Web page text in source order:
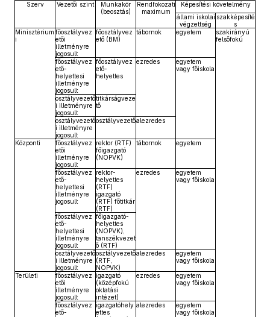
Szerv
Vezetői szint
Munkakör
(beosztás)
Rendfokozati
maximum
Képesítési követelmény
állami iskolai
végzettség
szakképesíté
s
Minisztérium
i
főosztályvez
etői
illetményre
jogosult
főosztályvez
ető (BM)
tábornok egyetem
szakirányú
felsőfokú
főosztályvez
ető-
helyettesi
illetményre
jogosult
főosztályvez
ető-
helyettes
ezredes
egyetem
vagy főiskola
osztályvezető
i illetményre
jogosult
titkárságveze
tő
osztályvezető
i illetményre
jogosult
osztályvezetőalezredes
Központi
főosztályvez
etői
illetményre
jogosult
rektor (RTF)
főigazgató
(NOPVK)
tábornok egyetem
főosztályvez
ető-
helyettesi
illetményre
jogosult
rektor-
helyettes
(RTF)
igazgató
(RTF) főtitkár
(RTF)
ezredes
egyetem
vagy főiskola
főosztályvez
ető-
helyettesi
illetményre
jogosult
főigazgató-
helyettes
(NOPVK),
tanszékvezet
ő (RTF)
osztályvezető
i illetményre
jogosult
osztályvezető
(RTF,
NOPVK)
alezredes
egyetem
vagy főiskola
Területi
főosztályvez
etői
illetményre
jogosult
igazgató
(középfokú
oktatási
intézet)
ezredes
egyetem
vagy főiskola
főosztályvez
ető-
igazgatóhely
ettes
alezredes
egyetem
vagy főiskola